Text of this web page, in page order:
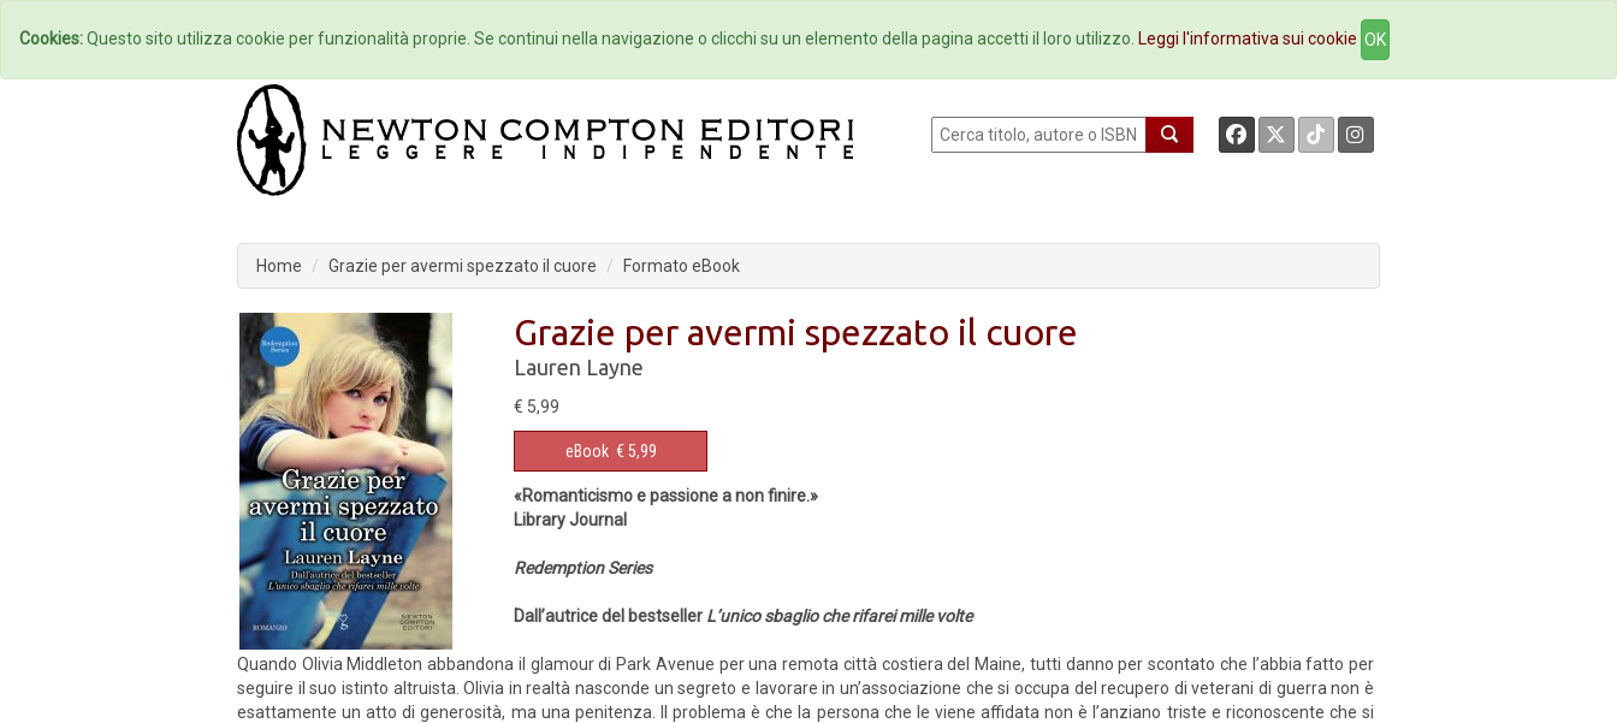
Home Autori Eventi Collane Newsletter Ebookstore Contatti
Home Grazie per avermi spezzato il cuore Formato eBook
Grazie per avermi spezzato il cuore
Lauren Layne
€ 5,99
eBook € 5,99
«Romanticismo e passione a non finire.»
Library Journal
Redemption Series
Dall’autrice del bestseller L’unico sbaglio che rifarei mille volte
Quando Olivia Middleton abbandona il glamour di Park Avenue per una remota città costiera del Maine, tutti danno per scontato che l’abbia fatto per
seguire il suo istinto altruista. Olivia in realtà nasconde un segreto e lavorare in un’associazione che si occupa del recupero di veterani di guerra non è
esattamente un atto di generosità, ma una penitenza. Il problema è che la persona che le viene affidata non è l’anziano triste e riconoscente che si
Cookies:Questo sito utilizza cookie per funzionalità proprie. Se continui nella navigazione o clicchi su un elemento della pagina accetti il loro utilizzo. Leggi l'informativa sui cookie OK